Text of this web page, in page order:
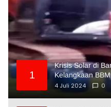
1
Krisis Solar di
Kelangkaan BBM
4 Juli 2024
0